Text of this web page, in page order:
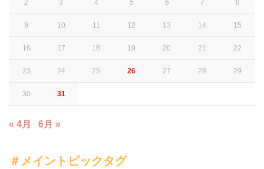
2 3 4 5 6 7 8
9 10 11 12 13 14 15
16 17 18 19 20 21 22
23 24 25 26 27 28 29
30 31
« 4月 6月 »
＃メイントピックタグ